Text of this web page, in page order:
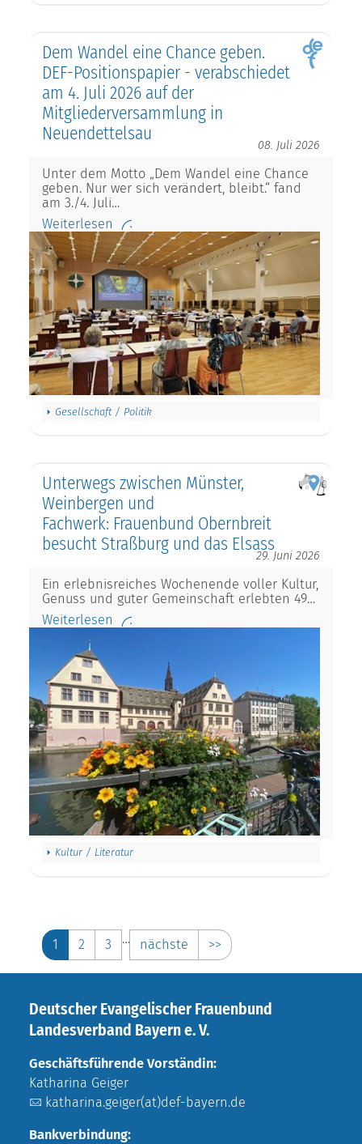
Dem Wandel eine Chance geben.
DEF-Positionspapier - verabschiedet
am 4. Juli 2026 auf der
Mitgliederversammlung in
Neuendettelsau
08. Juli 2026
Unter dem Motto „Dem Wandel eine Chance
geben. Nur wer sich verändert, bleibt.“ fand
am 3./4. Juli…
Weiterlesen
Gesellschaft / Politik
Unterwegs zwischen Münster,
Weinbergen und
Fachwerk: Frauenbund Obernbreit
besucht Straßburg und das Elsass
29. Juni 2026
Ein erlebnisreiches Wochenende voller Kultur,
Genuss und guter Gemeinschaft erlebten 49…
Weiterlesen
Kultur / Literatur
1 2 3 … nächste >>
Deutscher Evangelischer Frauenbund
Landesverband Bayern e. V.
Geschäftsführende Vorständin:
Katharina Geiger
katharina.geiger(at)def-bayern.de
Bankverbindung: